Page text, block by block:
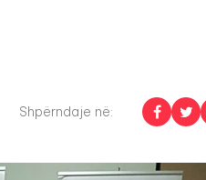
Shpërndaje në: